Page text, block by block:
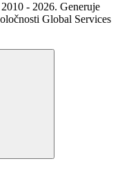
- 2026. Generuje
Global Services